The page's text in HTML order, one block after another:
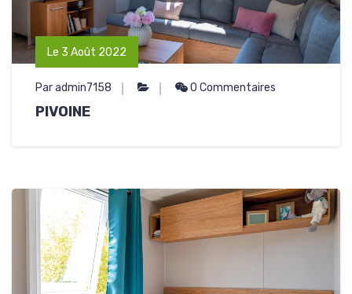
Le 3 Août 2022
Par admin7158 0 Commentaires
PIVOINE